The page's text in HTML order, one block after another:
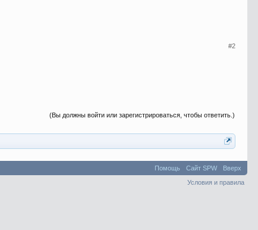
#2
(Вы должны войти или зарегистрироваться, чтобы ответить.)
Помощь Сайт SPW
Вверх
Условия и правила